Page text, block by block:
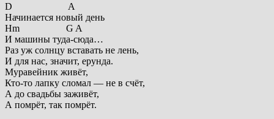
D A
Начинается новый день
Hm G A
И машины туда-сюда…
Раз уж солнцу вставать не лень,
И для нас, значит, ерунда.
Муравейник живёт,
Кто-то лапку сломал — не в счёт,
А до свадьбы заживёт,
А помрёт, так помрёт.